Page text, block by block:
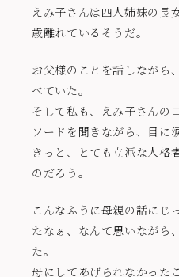
えみ子さんは四人姉妹の長
歳離れているそうだ。
お父様のことを話しながら
べていた。
そして私も、えみ子さんの
ソードを聞きながら、目に
きっと、とても立派な人格
のだろう。
こんなふうに母親の話にじ
たなぁ、なんて思いながら
た。
母にしてあげられなかったこ